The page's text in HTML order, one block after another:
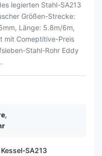
legierten Stahl-SA213
Größen-Strecke:
Länge: 5.8m/6m,
mit Comeptitive-Preis
Stahl-Rohr Eddy
,
SA213